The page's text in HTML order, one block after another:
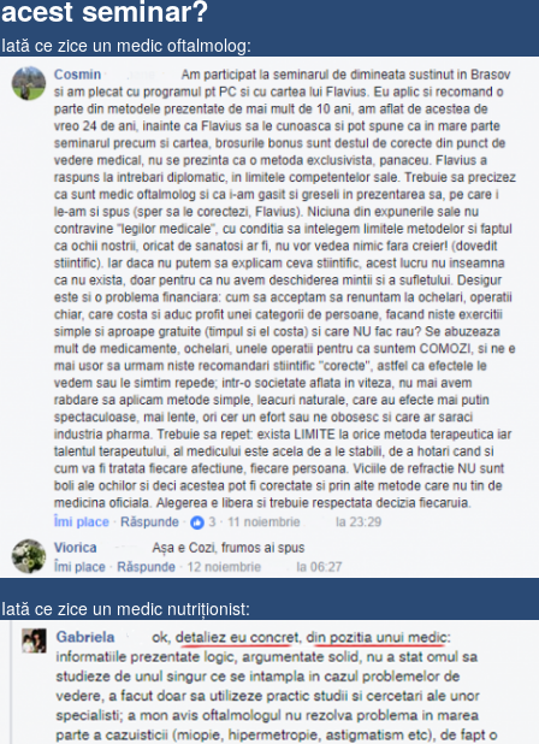
acest seminar?
Iată ce zice un medic oftalmolog:
Iată ce zice un medic nutriționist: